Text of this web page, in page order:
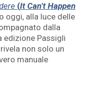
(It Can’t Happen
oggi, alla luce delle
dalla
edizione Passigli
non solo un
manuale